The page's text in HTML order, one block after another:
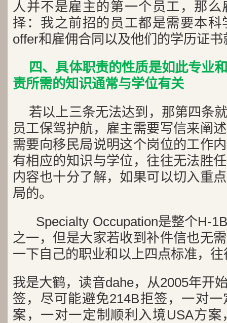
人并不是雇主的第一个员工，那
择：我之前招的员工都是需要本
offer和雇佣合同以及他们的学历证
四、具体职责的性质是如此专业
责所需的知识通常与学位有关
若以上三条无法达到，那第四条
员工保驾护航，雇主需要写信来阐
需要向移民局说明这个岗位的工作
有相应的知识与学位，往往无法胜
内容也十分了解，如果可以切入重
局的。
Specialty Occupation是整个H-
之一，但是大家若收到补件信也无
一下自己的职业和以上四点标准，
我是大鹤，读音dahe，从2005年开
签，尽可能避免214B拒签，一对
案，一对一定制顺利入境USA方